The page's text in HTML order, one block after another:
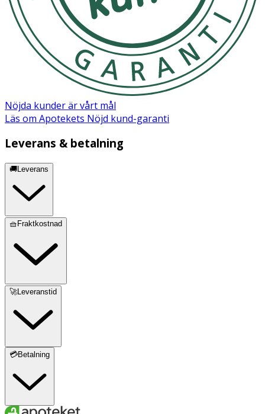
Nöjda kunder är vårt mål
Läs om Apotekets Nöjd kund-garanti
Leverans & betalning
🚚Leverans
🧺Fraktkostnad
🚀Leveranstid
💳Betalning